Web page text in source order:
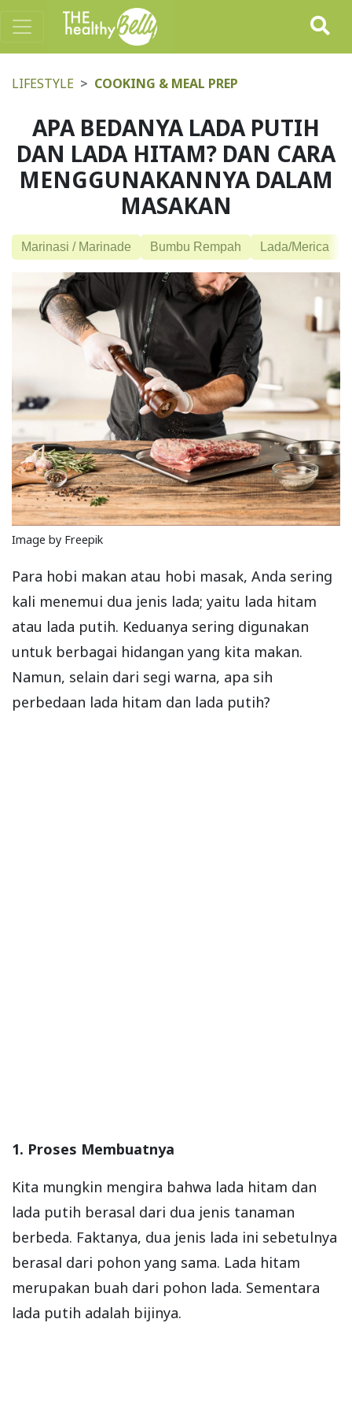
LIFESTYLE COOKING & MEAL PREP
APA BEDANYA LADA PUTIH
DAN LADA HITAM? DAN CARA
MENGGUNAKANNYA DALAM
MASAKAN
Marinasi / Marinade Bumbu Rempah Lada/Merica
Image by Freepik
Para hobi makan atau hobi masak, Anda sering
kali menemui dua jenis lada; yaitu lada hitam
atau lada putih. Keduanya sering digunakan
untuk berbagai hidangan yang kita makan.
Namun, selain dari segi warna, apa sih
perbedaan lada hitam dan lada putih?
1. Proses Membuatnya
Kita mungkin mengira bahwa lada hitam dan
lada putih berasal dari dua jenis tanaman
berbeda. Faktanya, dua jenis lada ini sebetulnya
berasal dari pohon yang sama. Lada hitam
merupakan buah dari pohon lada. Sementara
lada putih adalah bijinya.